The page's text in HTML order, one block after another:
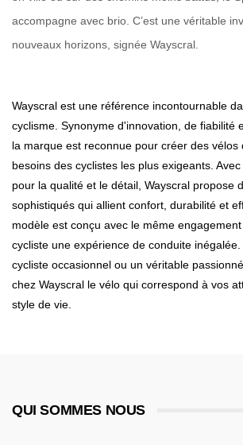
accompagne avec brio. C’est une véritable
nouveaux horizons, signée Wayscral.
Wayscral est une référence incontournable
cyclisme. Synonyme d'innovation, de fiabilité
la marque est reconnue pour créer des vélos
besoins des cyclistes les plus exigeants.
pour la qualité et le détail, Wayscral propose
sophistiqués qui allient confort, durabilité et
modèle est conçu avec le même
cycliste une expérience de conduite
cycliste occasionnel ou un véritable
chez Wayscral le vélo qui correspond à vos
style de vie.
QUI SOMMES NOUS